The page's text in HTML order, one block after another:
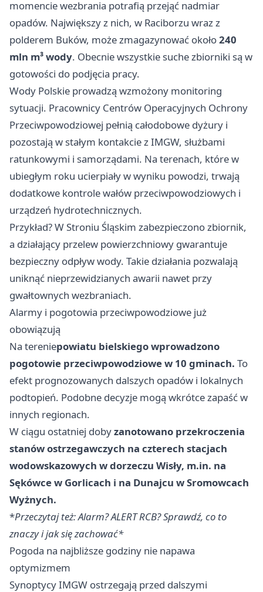
momencie wezbrania potrafią przejąć nadmiar
opadów. Największy z nich, w Raciborzu wraz z
polderem Buków, może zmagazynować około240
mln m³ wody. Obecnie wszystkie suche zbiorniki są w
gotowości do podjęcia pracy.
Wody Polskie prowadzą wzmożony monitoring
sytuacji. Pracownicy Centrów Operacyjnych Ochrony
Przeciwpowodziowej pełnią całodobowe dyżury i
pozostają w stałym kontakcie z IMGW, służbami
ratunkowymi i samorządami. Na terenach, które w
ubiegłym roku ucierpiały w wyniku powodzi, trwają
dodatkowe kontrole wałów przeciwpowodziowych i
urządzeń hydrotechnicznych.
Przykład? W Stroniu Śląskim zabezpieczono zbiornik,
a działający przelew powierzchniowy gwarantuje
bezpieczny odpływ wody. Takie działania pozwalają
uniknąć nieprzewidzianych awarii nawet przy
gwałtownych wezbraniach.
Alarmy i pogotowia przeciwpowodziowe już
obowiązują
Na tereniepowiatu bielskiego wprowadzono
pogotowie przeciwpowodziowe w 10 gminach. To
efekt prognozowanych dalszych opadów i lokalnych
podtopień. Podobne decyzje mogą wkrótce zapaść w
innych regionach.
W ciągu ostatniej dobyzanotowano przekroczenia
stanów ostrzegawczych na czterech stacjach
wodowskazowych w dorzeczu Wisły, m.in. na
Sękówce w Gorlicach i na Dunajcu w Sromowcach
Wyżnych.
*Przeczytaj też:Alarm? ALERT RCB? Sprawdź, co to
znaczy i jak się zachować*
Pogoda na najbliższe godziny nie napawa
optymizmem
Synoptycy IMGW ostrzegają przed dalszymi